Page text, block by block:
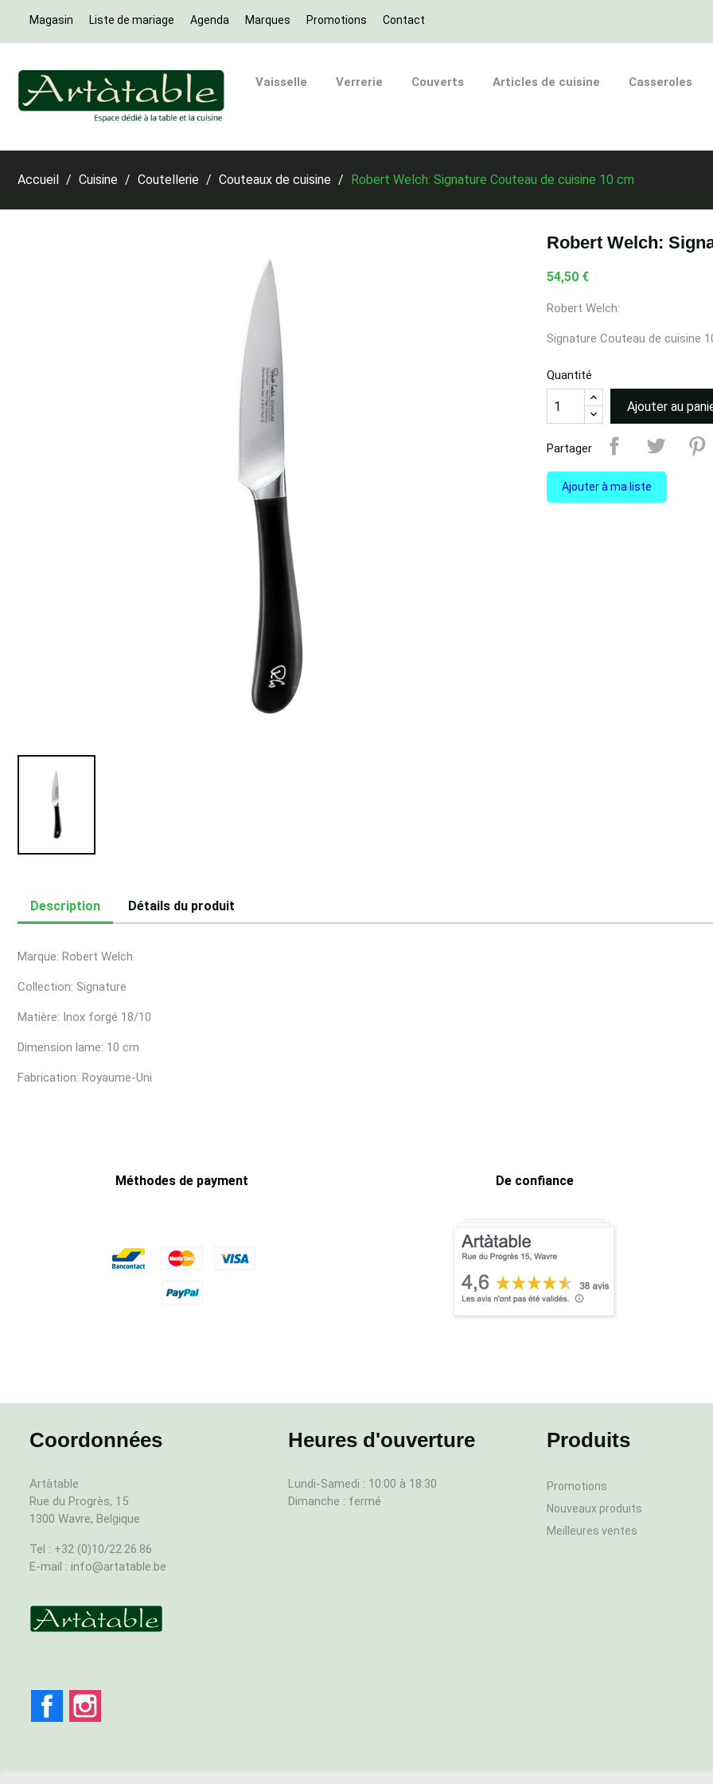
Magasin Liste de mariage Agenda Marques Promotions Contact
Vaisselle Verrerie Couverts Articles de cuisine Casseroles
Accueil Cuisine Coutellerie Couteaux de cuisine Robert Welch: Signature Couteau de cuisine 10 cm
Robert Welch:
54,50 €
Robert Welch:
Signature Couteau de cuisine
Quantité
Ajouter au
Partager
Ajouter à ma liste
Description Détails du produit
Marque: Robert Welch
Collection: Signature
Matière: Inox forgé 18/10
Dimension lame: 10 cm
Fabrication: Royaume-Uni
Méthodes de payment De confiance
Coordonnées
Artàtable
Rue du Progrès, 15
1300 Wavre, Belgique
Tel : +32 (0)10/22.26.86
E-mail : info@artatable.be
Heures d'ouverture
Lundi-Samedi : 10:00 à 18:30
Dimanche : fermé
Produits
Promotions
Nouveaux produits
Meilleures ventes
Facebook